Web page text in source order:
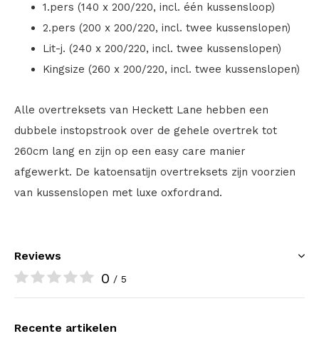
1.pers (140 x 200/220, incl. één kussensloop)
2.pers (200 x 200/220, incl. twee kussenslopen)
Lit-j. (240 x 200/220, incl. twee kussenslopen)
Kingsize (260 x 200/220, incl. twee kussenslopen)
Alle overtreksets van Heckett Lane hebben een
dubbele instopstrook over de gehele overtrek tot
260cm lang en zijn op een easy care manier
afgewerkt. De katoensatijn overtreksets zijn voorzien
van kussenslopen met luxe oxfordrand.
Reviews
0 / 5
Recente artikelen